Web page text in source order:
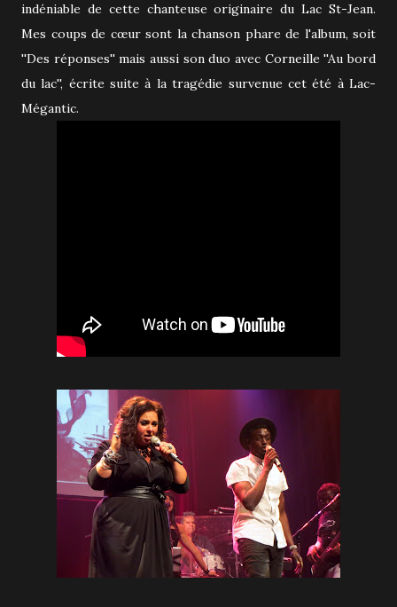
indéniable de cette chanteuse originaire du Lac St-Jean.
Mes coups de cœur sont la chanson phare de l'album, soit
''Des réponses'' mais aussi son duo avec Corneille ''Au bord
du lac'', écrite suite à la tragédie survenue cet été à Lac-
Mégantic.